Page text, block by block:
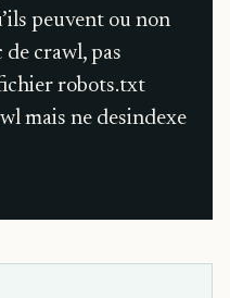
peuvent ou non
crawl, pas
robots.txt
mais ne desindexe